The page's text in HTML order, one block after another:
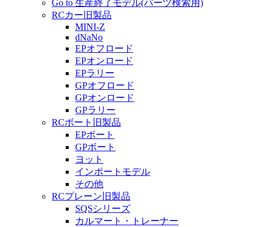
Go to 生産終了モデル(パーツ検索用)
RCカー旧製品
MINI-Z
dNaNo
EPオフロード
EPオンロード
EPラリー
GPオフロード
GPオンロード
GPラリー
RCボート旧製品
EPボート
GPボート
ヨット
インポートモデル
その他
RCプレーン旧製品
SQSシリーズ
カルマート・トレーナー